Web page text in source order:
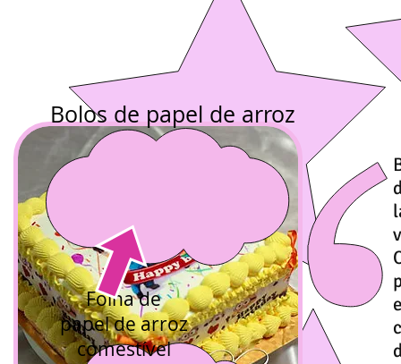
Bolos de papel de arroz
Folha de
papel de arroz
comestível